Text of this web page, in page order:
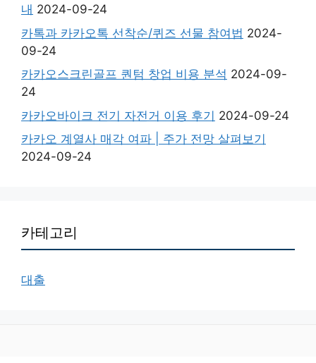
내 2024-09-24
카톡과 카카오톡 선착순/퀴즈 선물 참여법 2024-
09-24
카카오스크린골프 퀀텀 창업 비용 분석 2024-09-
24
카카오바이크 전기 자전거 이용 후기 2024-09-24
카카오 계열사 매각 여파 | 주가 전망 살펴보기
2024-09-24
카테고리
대출